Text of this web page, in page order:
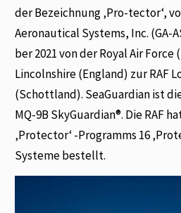
der Bezeichnung ‚Pro-tector‘,
Aeronautical Systems, Inc. (GA-
ber 2021 von der Royal Air Force
Lincolnshire (England) zur RAF
(Schottland). SeaGuardian ist
MQ-9B SkyGuardian®. Die RAF
‚Protector‘ -Programms 16
Systeme bestellt.